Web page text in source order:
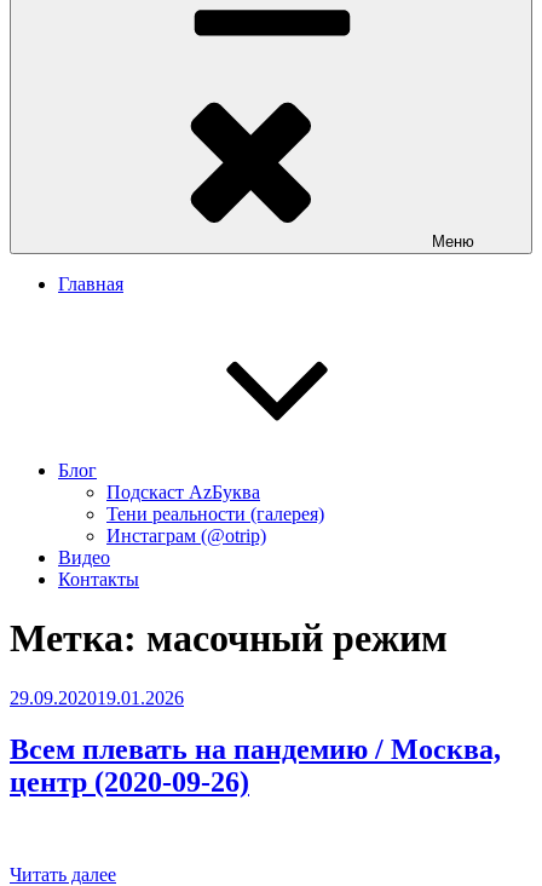
Меню
Главная
Блог
Подскаст АzБуква
Тени реальности (галерея)
Инстаграм (@otrip)
Видео
Контакты
Метка: масочный режим
Опубликовано
29.09.202019.01.2026
Всем плевать на пандемию / Москва,
центр (2020-09-26)
Читать далее«Всем